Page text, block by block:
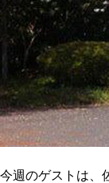
今週のゲストは、